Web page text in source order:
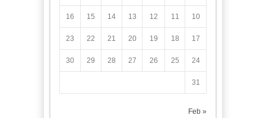
10
11
12
13
14
15
16
17
18
19
20
21
22
23
24
25
26
27
28
29
30
31
« Feb